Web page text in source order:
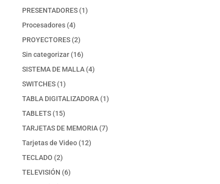
productos
PRESENTADORES 11
Procesadores 44
productos
PROYECTORES 22
productos
Sin categorizar 1616
productos
SISTEMA DE MALLA 44
SWITCHES 11
producto
TABLA DIGITALIZADORA 11
TABLETS 1515
productos
TARJETAS DE MEMORIA 77
Tarjetas de Video 1212
TECLADO 22
productos
TELEVISIÓN 66